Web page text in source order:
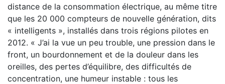
distance de la consommation électrique, au même titre
que les 20 000 compteurs de nouvelle génération, dits
« intelligents », installés dans trois régions pilotes en
2012. « J’ai la vue un peu trouble, une pression dans le
front, un bourdonnement et de la douleur dans les
oreilles, des pertes d’équilibre, des difficultés de
concentration, une humeur instable : tous les